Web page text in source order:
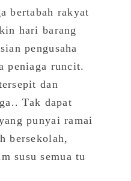
bertabah rakyat
hari barang
pengusaha
peniaga runcit.
dan
Tak dapat
punyai ramai
bersekolah,
susu semua tu